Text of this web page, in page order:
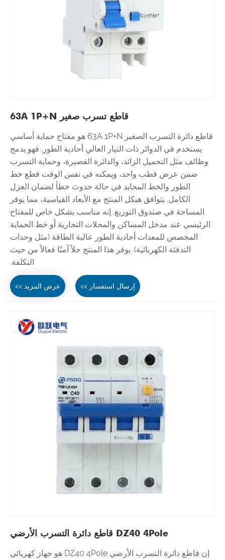
قاطع تسرب صغير 63A 1P+N
قاطع دائرة التسرب الصغير 63A 1P+N هو مفتاح حماية أساسي
يستخدم في الدوائر ذات التيار العالي أحادية الطور. فهو يدمج
وظائف مثل التحميل الزائد، والدائرة القصيرة، وحماية التسرب
ضمن عرض قطب واحد، ويمكنه في نفس الوقت قطع خط
الطور والخط المحايد في حالة حدوث خطأ لضمان العزل
الكامل. يتوافق هيكل المنتج مع الأبعاد القياسية، مما يوفر
المساحة في صندوق التوزيع. إنه مناسب بشكل خاص للمفتاح
الرئيسي عند مدخل المساكن والمحلات التجارية أو خط الحماية
المخصص للمعدات أحادية الطور عالية الطاقة (مثل وحدات
التدفئة الكهربائية). يوفر هذا المنتج حلاً آمنًا فعالاً من حيث
التكلفة.
عرض المزيد >> إرسال استفسار >>
DZ40 4Pole قاطع دائرة التسرب الأرضي
إن قاطع دائرة التسرب الأرضي DZ40 4Pole هو جهاز كهربائي